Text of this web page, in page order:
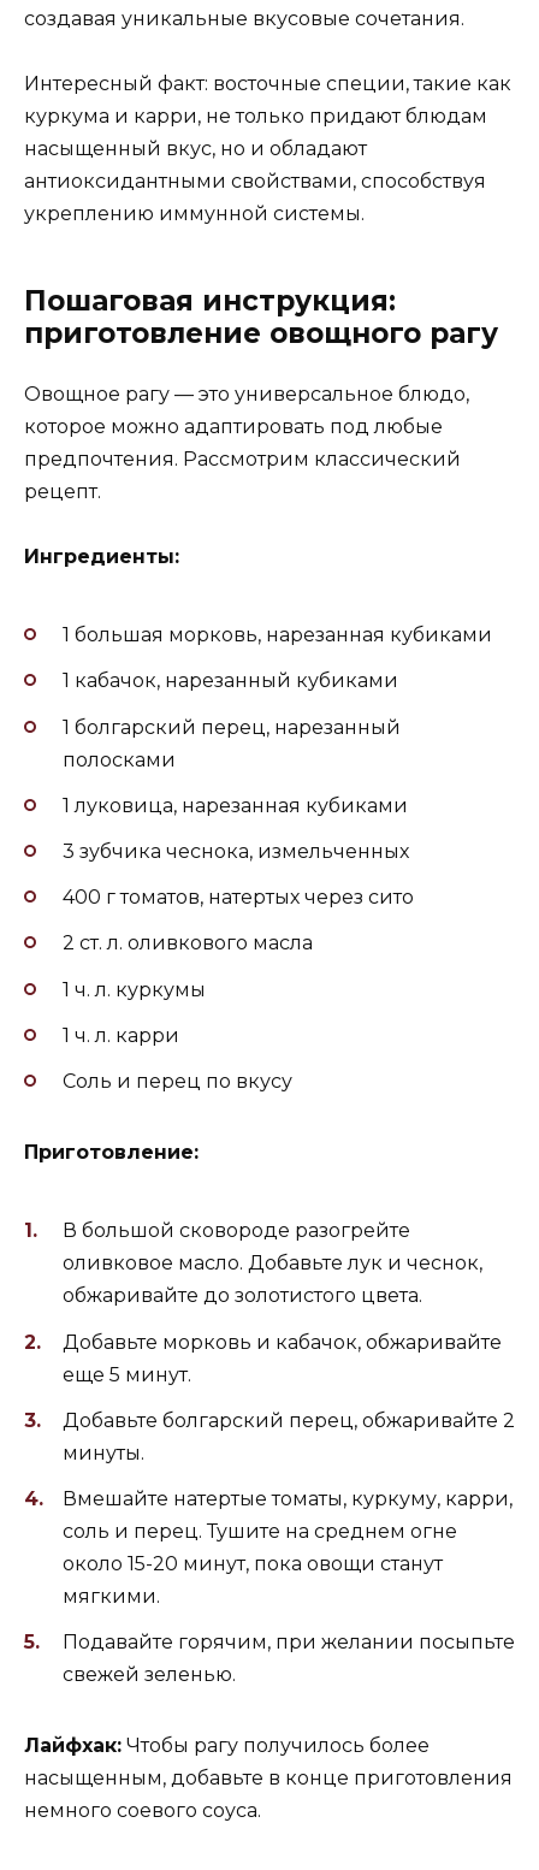
создавая уникальные вкусовые сочетания.
Интересный факт: восточные специи, такие как
куркума и карри, не только придают блюдам
насыщенный вкус, но и обладают
антиоксидантными свойствами, способствуя
укреплению иммунной системы.
Пошаговая инструкция:
приготовление овощного рагу
Овощное рагу — это универсальное блюдо,
которое можно адаптировать под любые
предпочтения. Рассмотрим классический
рецепт.
Ингредиенты:
1 большая морковь, нарезанная кубиками
1 кабачок, нарезанный кубиками
1 болгарский перец, нарезанный
полосками
1 луковица, нарезанная кубиками
3 зубчика чеснока, измельченных
400 г томатов, натертых через сито
2 ст. л. оливкового масла
1 ч. л. куркумы
1 ч. л. карри
Соль и перец по вкусу
Приготовление:
В большой сковороде разогрейте
оливковое масло. Добавьте лук и чеснок,
обжаривайте до золотистого цвета.
Добавьте морковь и кабачок, обжаривайте
еще 5 минут.
Добавьте болгарский перец, обжаривайте 2
минуты.
Вмешайте натертые томаты, куркуму, карри,
соль и перец. Тушите на среднем огне
около 15-20 минут, пока овощи станут
мягкими.
Подавайте горячим, при желании посыпьте
свежей зеленью.
Лайфхак: Чтобы рагу получилось более
насыщенным, добавьте в конце приготовления
немного соевого соуса.